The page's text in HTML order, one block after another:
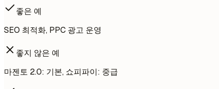
좋은 예
SEO 최적화, PPC 광고 운영
좋지 않은 예
마젠토 2.0: 기본, 쇼피파이: 중급